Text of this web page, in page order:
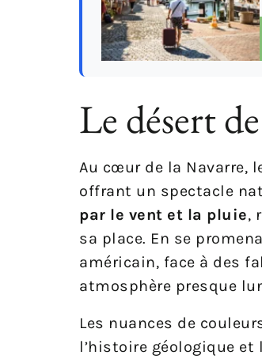
Le désert
Au cœur de la Navarre,
offrant un spectacle
par le vent et la pluie,
sa place. En se
américain, face à des
atmosphère presque
Les nuances de
l’histoire géologique